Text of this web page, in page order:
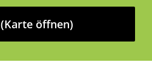
(Karte öffnen)